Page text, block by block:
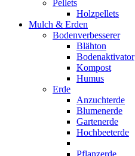
Pellets
Holzpellets
Mulch & Erden
Bodenverbesserer
Blähton
Bodenaktivator
Kompost
Humus
Erde
Anzuchterde
Blumenerde
Gartenerde
Hochbeeterde